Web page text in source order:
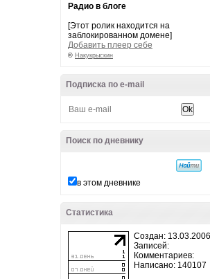
Радио в блоге
[Этот ролик находится на
заблокированном домене]
Добавить плеер себе
© Накукрыскин
Подписка по e-mail
Поиск по дневнику
в этом дневнике
Статистика
Создан: 13.03.2006
Записей:
Комментариев:
Написано: 140107